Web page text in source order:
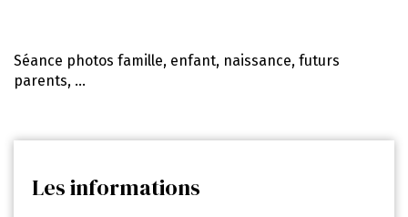
Séance photos famille, enfant, naissance, futurs
parents, …
Les informations